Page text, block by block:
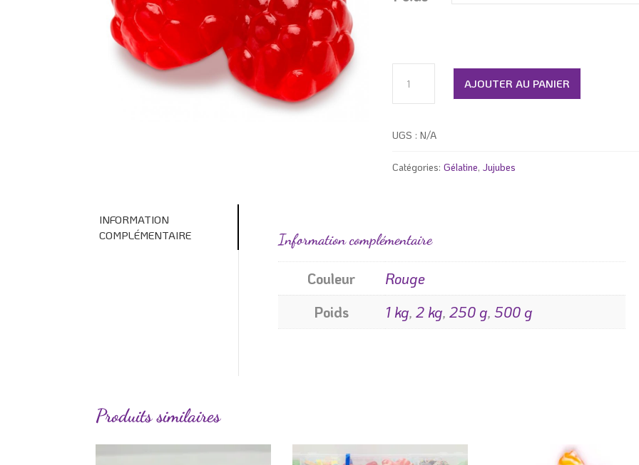
5.79 $
Jujube
rouge
AJOUTER AU PANIER
UGS : N/A
Catégories: Gélatine, Jujubes
INFORMATION
COMPLÉMENTAIRE
Information complémentaire
Couleur
Rouge
Poids
1 kg, 2 kg, 250 g, 500 g
Produits similaires